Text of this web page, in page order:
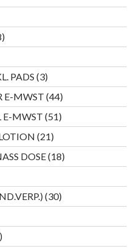
68
Produkte
PADS 33
Produkte
E-MWST 4444
Produkte
E-MWST 5151
Produkte
2121
Produkte
DOSE 1818
Produkte
3030
Produkte